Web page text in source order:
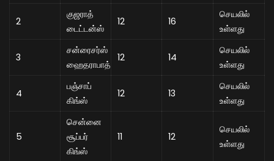
2
குஜராத்
டைட்டன்ஸ்
12 16
செயலில்
உள்ளது
3
சன்ரைசர்ஸ்
ஹைதராபாத்
12 14
செயலில்
உள்ளது
4
பஞ்சாப்
கிங்ஸ்
12 13
செயலில்
உள்ளது
5
சென்னை
சூப்பர்
கிங்ஸ்
11 12
செயலில்
உள்ளது